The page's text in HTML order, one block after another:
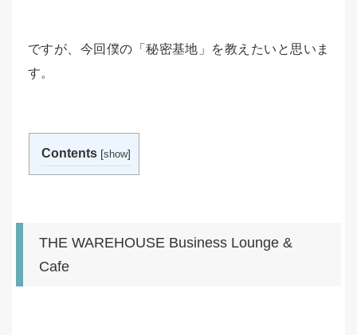
ですが、今回僕の「秘密基地」を教えたいと思いま
す。
Contents [show]
THE WAREHOUSE Business Lounge &
Cafe